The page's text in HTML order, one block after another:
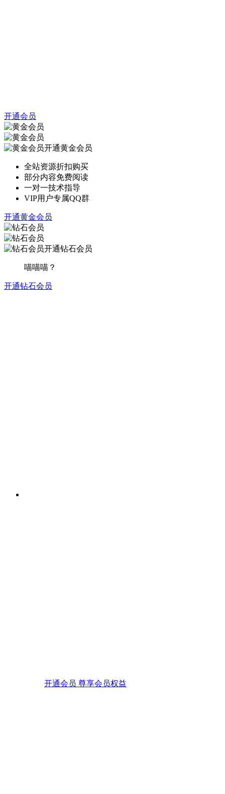
开通会员
开通黄金会员
全站资源折扣购买
部分内容免费阅读
一对一技术指导
VIP用户专属QQ群
开通黄金会员
开通钻石会员
喵喵喵？
开通钻石会员
开通会员 尊享会员权益